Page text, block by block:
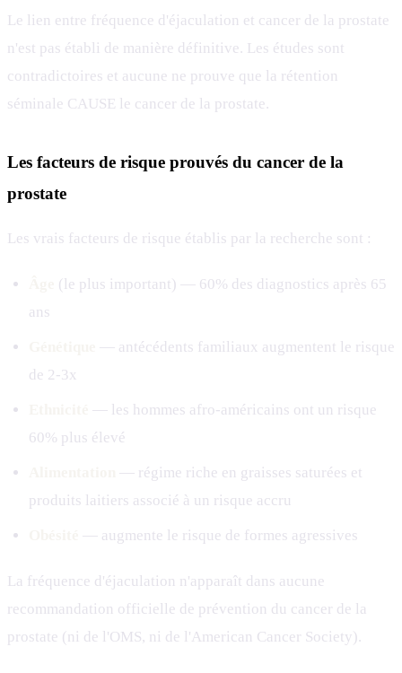
Le lien entre fréquence d'éjaculation et cancer de la prostate
n'est pas établi de manière définitive. Les études sont
contradictoires et aucune ne prouve que la rétention
séminale CAUSE le cancer de la prostate.
Les facteurs de risque prouvés du cancer de la
prostate
Les vrais facteurs de risque établis par la recherche sont :
(le plus important) — 60% des diagnostics après 65
ans
— antécédents familiaux augmentent le risque
de 2-3x
— les hommes afro-américains ont un risque
60% plus élevé
— régime riche en graisses saturées et
produits laitiers associé à un risque accru
— augmente le risque de formes agressives
La fréquence d'éjaculation n'apparaît dans aucune
recommandation officielle de prévention du cancer de la
prostate (ni de l'OMS, ni de l'American Cancer Society).